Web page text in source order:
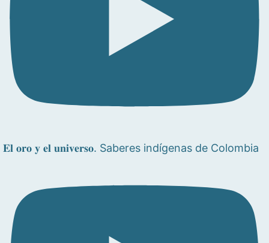
𝐄𝐥 𝐨𝐫𝐨 𝐲 𝐞𝐥 𝐮𝐧𝐢𝐯𝐞𝐫𝐬𝐨. Saberes indígenas de Colombia